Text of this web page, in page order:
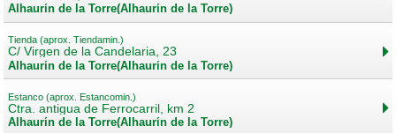
Alhaurín de la Torre(Alhaurín de la Torre)
Tienda (aprox. Tiendamin.)
C/ Virgen de la Candelaria, 23
Alhaurín de la Torre(Alhaurín de la Torre)
Estanco (aprox. Estancomin.)
Ctra. antigua de Ferrocarril, km 2
Alhaurín de la Torre(Alhaurín de la Torre)